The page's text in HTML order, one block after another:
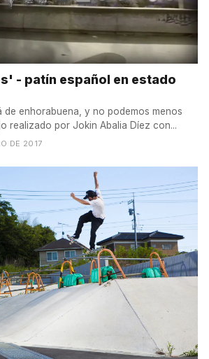
- patín español en estado
de enhorabuena, y no podemos menos
realizado por Jokin Abalia Díez con...
DE 2017